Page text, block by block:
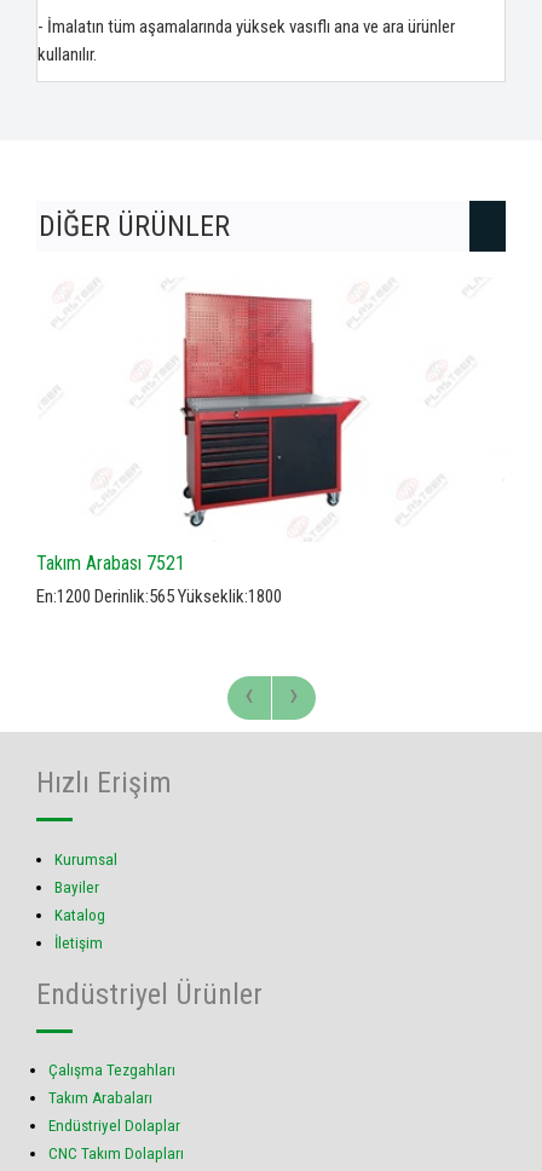
- İmalatın tüm aşamalarında yüksek vasıflı ana ve ara ürünler
kullanılır.
DİĞER ÜRÜNLER
Takım Arabası 7521
En:1200 Derinlik:565 Yükseklik:1800
‹ ›
Hızlı Erişim
Kurumsal
Bayiler
Katalog
İletişim
Endüstriyel Ürünler
Çalışma Tezgahları
Takım Arabaları
Endüstriyel Dolaplar
CNC Takım Dolapları